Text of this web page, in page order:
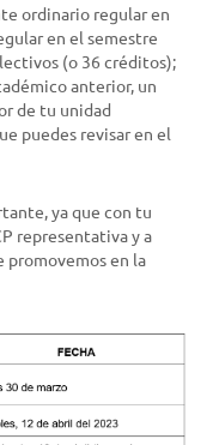
ordinario regular en
en el semestre
(o 36 créditos);
anterior, un
de tu unidad
puedes revisar en el
ya que con tu
representativa y a
en la